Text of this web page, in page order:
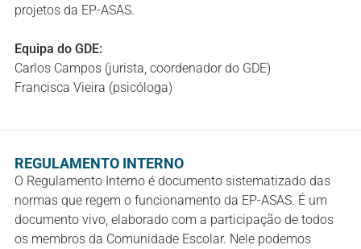
projetos da EP-ASAS.
Equipa do GDE:
Carlos Campos (jurista, coordenador do GDE)
Francisca Vieira (psicóloga)
REGULAMENTO INTERNO
O Regulamento Interno é documento sistematizado das
normas que regem o funcionamento da EP-ASAS. É um
documento vivo, elaborado com a participação de todos
os membros da Comunidade Escolar. Nele podemos